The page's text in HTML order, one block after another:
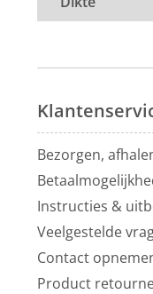
Bezorgen,
Instructies &
Veelgestelde
Contact
Product